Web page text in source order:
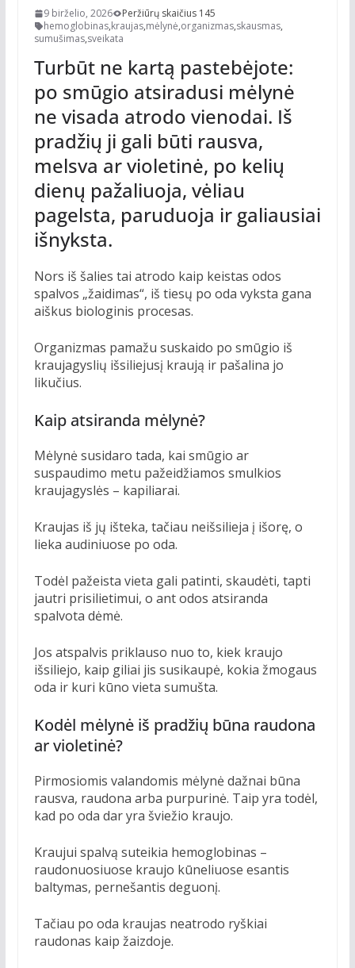
9 birželio, 2026
Peržiūrų skaičius 145
hemoglobinas,kraujas,mėlynė,organizmas,skausmas,
sumušimas,sveikata
Turbūt ne kartą pastebėjote:
po smūgio atsiradusi mėlynė
ne visada atrodo vienodai. Iš
pradžių ji gali būti rausva,
melsva ar violetinė, po kelių
dienų pažaliuoja, vėliau
pagelsta, paruduoja ir galiausiai
išnyksta.
Nors iš šalies tai atrodo kaip keistas odos
spalvos „žaidimas“, iš tiesų po oda vyksta gana
aiškus biologinis procesas.
Organizmas pamažu suskaido po smūgio iš
kraujagyslių išsiliejusį kraują ir pašalina jo
likučius.
Kaip atsiranda mėlynė?
Mėlynė susidaro tada, kai smūgio ar
suspaudimo metu pažeidžiamos smulkios
kraujagyslės – kapiliarai.
Kraujas iš jų išteka, tačiau neišsilieja į išorę, o
lieka audiniuose po oda.
Todėl pažeista vieta gali patinti, skaudėti, tapti
jautri prisilietimui, o ant odos atsiranda
spalvota dėmė.
Jos atspalvis priklauso nuo to, kiek kraujo
išsiliejo, kaip giliai jis susikaupė, kokia žmogaus
oda ir kuri kūno vieta sumušta.
Kodėl mėlynė iš pradžių būna raudona
ar violetinė?
Pirmosiomis valandomis mėlynė dažnai būna
rausva, raudona arba purpurinė. Taip yra todėl,
kad po oda dar yra šviežio kraujo.
Kraujui spalvą suteikia hemoglobinas –
raudonuosiuose kraujo kūneliuose esantis
baltymas, pernešantis deguonį.
Tačiau po oda kraujas neatrodo ryškiai
raudonas kaip žaizdoje.